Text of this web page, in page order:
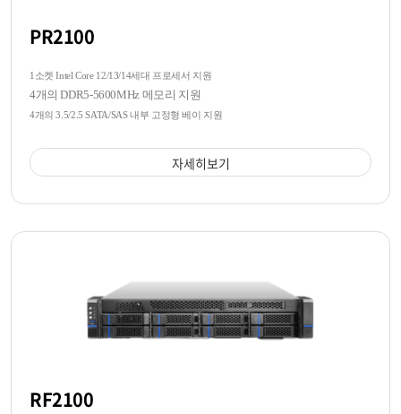
PR2100
1소켓 Intel Core 12/13/14세대 프로세서 지원
4개의 DDR5-5600MHz 메모리 지원
4개의 3.5/2.5 SATA/SAS 내부 고정형 베이 지원
자세히보기
RF2100